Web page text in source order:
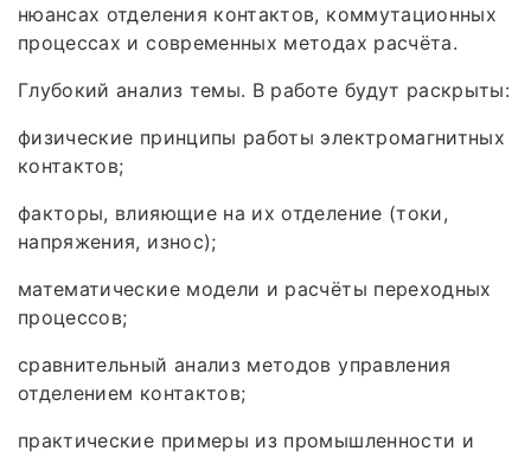
нюансах отделения контактов, коммутационных
процессах и современных методах расчёта.
Глубокий анализ темы. В работе будут раскрыты:
физические принципы работы электромагнитных
контактов;
факторы, влияющие на их отделение (токи,
напряжения, износ);
математические модели и расчёты переходных
процессов;
сравнительный анализ методов управления
отделением контактов;
практические примеры из промышленности и